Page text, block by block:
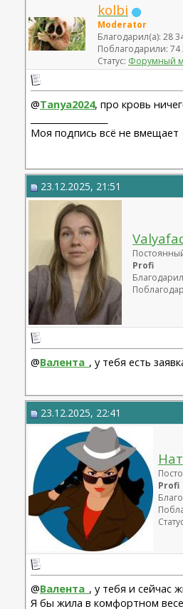
kolbi
Moderator
Благодарил(а): 28
Поблагодарили: 74
Статус: Форумный
@Tanya2024, про кровь
Моя подпись всё не вмещает
23.12.2025, 21:51
Profi
@Валента_ , у тебя есть
23.12.2025, 22:41
Profi
@Валента_ , у тебя и сейчас
Я бы жила в комфортном весе